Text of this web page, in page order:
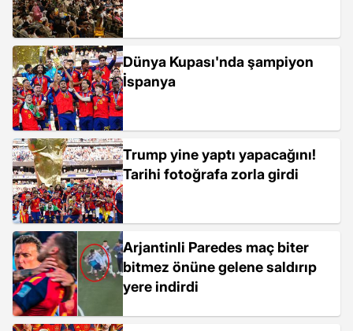
Dünya Kupası'nda şampiyon
İspanya
Trump yine yaptı yapacağını!
Tarihi fotoğrafa zorla girdi
Arjantinli Paredes maç biter
bitmez önüne gelene saldırıp
yere indirdi